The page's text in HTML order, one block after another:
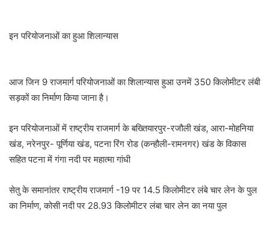
इन परियोजनाओं का हुआ शिलान्यास
आज जिन 9 राजमार्ग परियोजनाओं का शिलान्यास हुआ उनमें 350 किलोमीटर लंबी
सड़कों का निर्माण किया जाना है।
इन परियोजनाओं में राष्ट्रीय राजमार्ग के बख्तियारपुर-रजौली खंड, आरा-मोहनिया
खंड, नरेनपुर- पूर्णिया खंड, पटना रिंग रोड (कन्हौली-रामनगर) खंड के विकास
सहित पटना में गंगा नदी पर महात्मा गांधी
सेतु के समानांतर राष्ट्रीय राजमार्ग -19 पर 14.5 किलोमीटर लंबे चार लेन के पुल
का निर्माण, कोसी नदी पर 28.93 किलोमीटर लंबा चार लेन का नया पुल